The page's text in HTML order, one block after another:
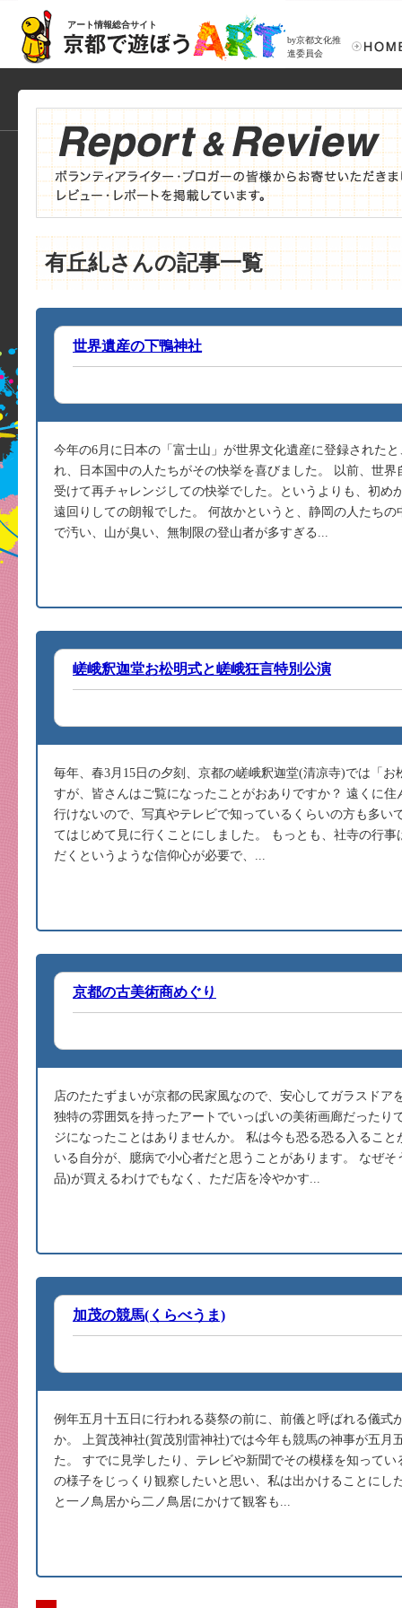
アート情報総合サイト
by京都文化推
進委員会
有丘糺さんの記事一覧
世界遺産の下鴨神社
今年の6月に日本の「富士山」が世界文化遺産に登録された
れ、日本国中の人たちがその快挙を喜びました。 以前、世
受けて再チャレンジしての快挙でした。というよりも、初め
遠回りしての朗報でした。 何故かというと、静岡の人たち
で汚い、山が臭い、無制限の登山者が多すぎる...
嵯峨釈迦堂お松明式と嵯峨狂言特別公演
毎年、春3月15日の夕刻、京都の嵯峨釈迦堂(清凉寺)では「
すが、皆さんはご覧になったことがおありですか？ 遠くに
行けないので、写真やテレビで知っているくらいの方も多い
てはじめて見に行くことにしました。 もっとも、社寺の行
だくというような信仰心が必要で、...
京都の古美術商めぐり
店のたたずまいが京都の民家風なので、安心してガラスドア
独特の雰囲気を持ったアートでいっぱいの美術画廊だったり
ジになったことはありませんか。 私は今も恐る恐る入るこ
いる自分が、臆病で小心者だと思うことがあります。 なぜ
品)が買えるわけでもなく、ただ店を冷やかす...
加茂の競馬(くらべうま)
例年五月十五日に行われる葵祭の前に、前儀と呼ばれる儀式
か。 上賀茂神社(賀茂別雷神社)では今年も競馬の神事が五月
た。 すでに見学したり、テレビや新聞でその模様を知って
の様子をじっくり観察したいと思い、私は出かけることにし
と一ノ鳥居から二ノ鳥居にかけて観客も...